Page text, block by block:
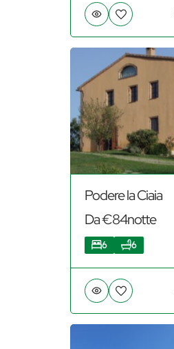
Podere la Ciaia
Da €84notte
6 6